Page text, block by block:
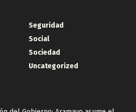
Seguridad
Social
Sociedad
Uncategorized